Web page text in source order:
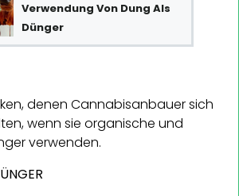
Verwendung Von Dung Als
Dünger
denen Cannabisanbauer sich
wenn sie organische und
verwenden.